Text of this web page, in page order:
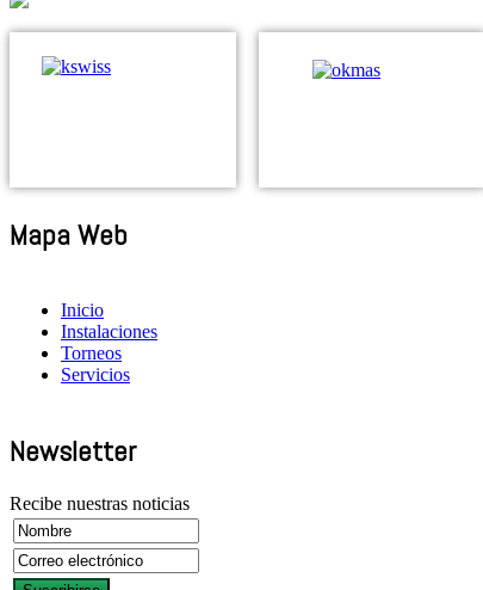
Mapa Web
Inicio
Instalaciones
Torneos
Servicios
Newsletter
Recibe nuestras noticias